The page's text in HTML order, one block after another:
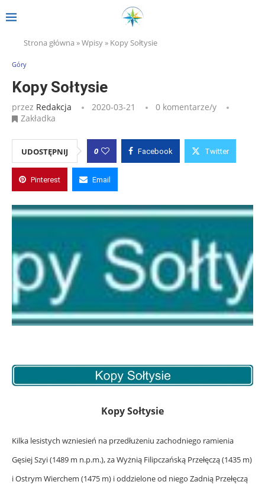
Strona główna »Wpisy» Kopy Sołtysie
Góry
Kopy Sołtysie
przez Redakcja 2020-03-21
0 komentarze/y
Zakładka
UDOSTĘPNIJ 0 Facebook Twitter
Pinterest Email
Kopy Sołtysie
Kilka lesistych wzniesień na przedłużeniu zachodniego ramienia
Gęsiej Szyi (1489 m n.p.m.), za Wyżnią Filipczańską Przełęczą (1435 m)
i Ostrym Wierchem (1475 m) i oddzielone od niego Zadnią Przełęczą